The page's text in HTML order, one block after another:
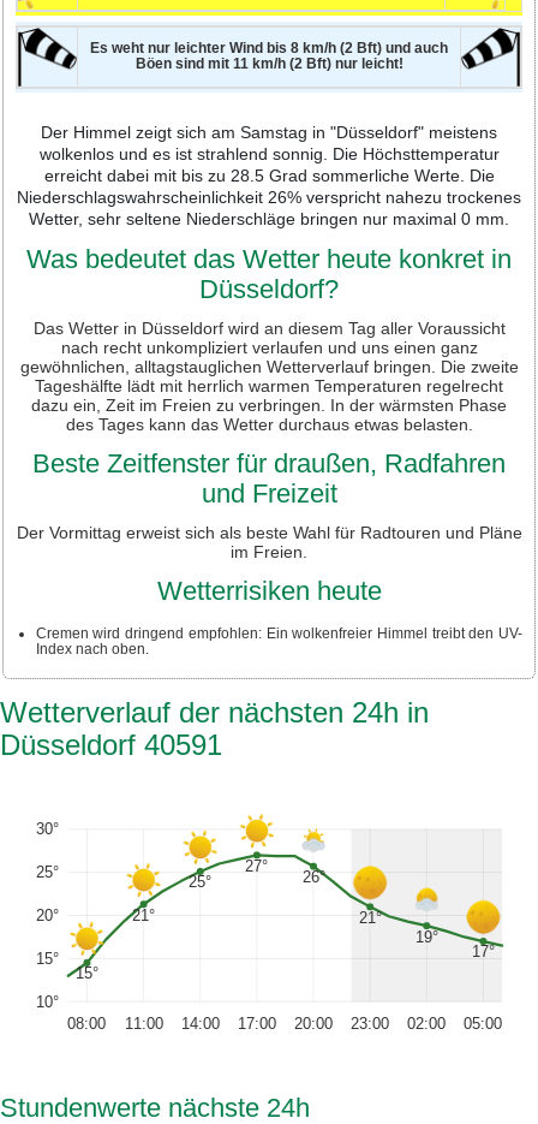
Es weht nur leichter Wind bis 8 km/h (2 Bft) und auch
Böen sind mit 11 km/h (2 Bft) nur leicht!
Der Himmel zeigt sich am Samstag in "Düsseldorf" meistens
wolkenlos und es ist strahlend sonnig. Die Höchsttemperatur
erreicht dabei mit bis zu 28.5 Grad sommerliche Werte. Die
Niederschlagswahrscheinlichkeit 26% verspricht nahezu trockenes
Wetter, sehr seltene Niederschläge bringen nur maximal 0 mm.
Was bedeutet das Wetter heute konkret in
Düsseldorf?
Das Wetter in Düsseldorf wird an diesem Tag aller Voraussicht
nach recht unkompliziert verlaufen und uns einen ganz
gewöhnlichen, alltagstauglichen Wetterverlauf bringen. Die zweite
Tageshälfte lädt mit herrlich warmen Temperaturen regelrecht
dazu ein, Zeit im Freien zu verbringen. In der wärmsten Phase
des Tages kann das Wetter durchaus etwas belasten.
Beste Zeitfenster für draußen, Radfahren
und Freizeit
Der Vormittag erweist sich als beste Wahl für Radtouren und Pläne
im Freien.
Wetterrisiken heute
Cremen wird dringend empfohlen: Ein wolkenfreier Himmel treibt den UV-
Index nach oben.
Wetterverlauf der nächsten 24h in
Düsseldorf 40591
10°
15°
20°
25°
30°
15°
21°
25°
27°
26°
21°
19°
17°
08:00 11:00 14:00 17:00 20:00 23:00 02:00 05:00
Stundenwerte nächste 24h